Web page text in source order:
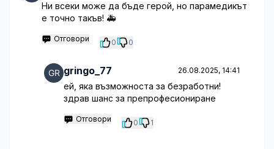
Ни всеки може да бъде герой, но парамедикът
е точно такъв! 🚑
Отговори 0 0
gringo_77 26.08.2025, 14:41
ей, яка възможноста за безработни!
здрав шанс за препрофесиониране
Отговори 0 1